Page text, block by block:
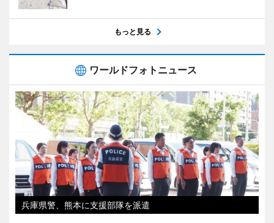
もっと見る
ワールドフォトニュース
兵庫県警、熊本に支援部隊を派遣